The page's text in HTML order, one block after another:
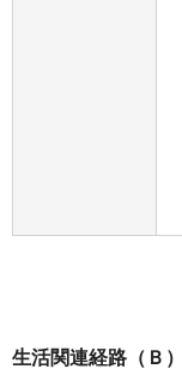
生活関連経路（Ｂ）